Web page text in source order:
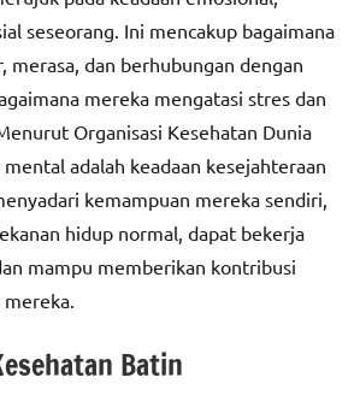
seseorang. Ini mencakup bagaimana
merasa, dan berhubungan dengan
mereka mengatasi stres dan
Organisasi Kesehatan Dunia
adalah keadaan kesejahteraan
kemampuan mereka sendiri,
hidup normal, dapat bekerja
mampu memberikan kontribusi
Batin